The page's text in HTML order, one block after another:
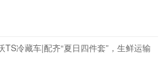
TS冷藏车|配齐“夏日四件套”，生鲜运输